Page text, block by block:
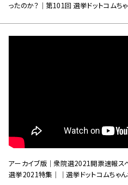
ったのか？｜第101回 選挙ドットコムち
アーカイブ版｜衆院選2021開票速報ス
選挙2021特集｜｜選挙ドットコムちゃ